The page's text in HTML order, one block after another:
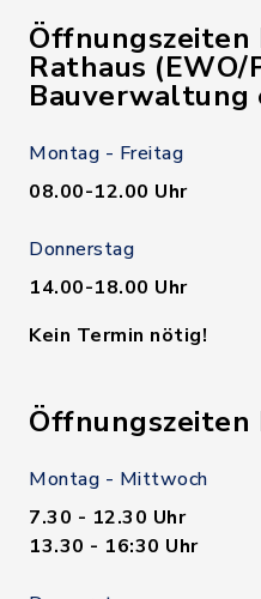
Rathaus (EWO/
Bauverwaltung
Montag - Freitag
08.00-12.00 Uhr
Donnerstag
14.00-18.00 Uhr
Kein Termin nötig!
Öffnungszeiten
Montag - Mittwoch
7.30 - 12.30 Uhr
13.30 - 16:30 Uhr